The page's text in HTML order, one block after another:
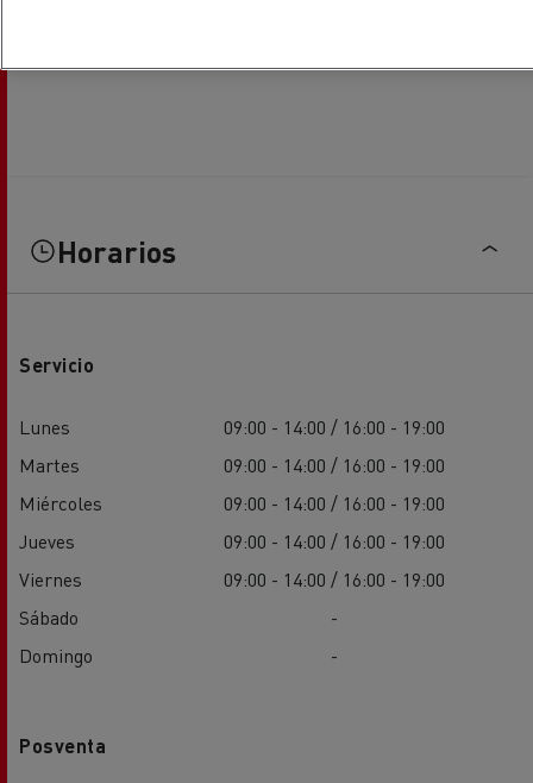
Horarios
Servicio
Lunes
09:00 - 14:00 / 16:00 - 19:00
Martes
09:00 - 14:00 / 16:00 - 19:00
Miércoles
09:00 - 14:00 / 16:00 - 19:00
Jueves
09:00 - 14:00 / 16:00 - 19:00
Viernes
09:00 - 14:00 / 16:00 - 19:00
Sábado
-
Domingo
-
Posventa